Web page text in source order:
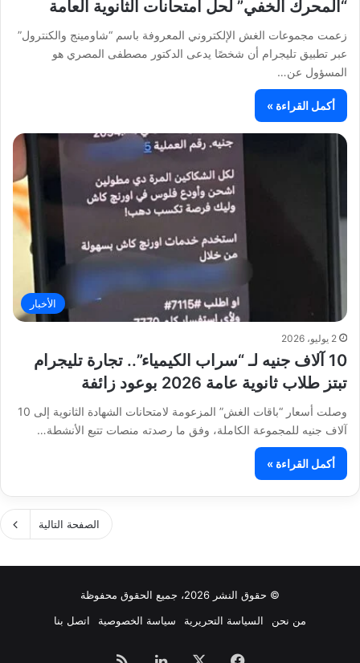
“المحرك الخفي” لحل امتحانات الثانوية العامة
زعمت مجموعات الغش الإلكتروني المعروفة باسم “شاومينج والكنترول”
عبر تطبيق تليجرام أن شخصًا يدعى الدكتور مصطفى المصري هو
المسؤول عن…
أكمل القراءة »
الأخبار
2 يوليو، 2026
10 آلاف جنيه لـ “سراب الكيمياء”.. تجارة تليجرام
تبتز طلاب ثانوية عامة 2026 بوعود زائفة
وصلت أسعار “باقات الغش” المزعومة لامتحانات الشهادة الثانوية إلى 10
آلاف جنيه للمجموعة الكاملة، وفق ما رصدته منصات تتبع الأنشطة…
أكمل القراءة »
الصفحة التالية
© حقوق النشر 2026، جميع الحقوق محفوظة
من نحن
السياسة التحريرية سياسة الخصوصية اتصل بنا
فيسبوك لينكدإنملخص